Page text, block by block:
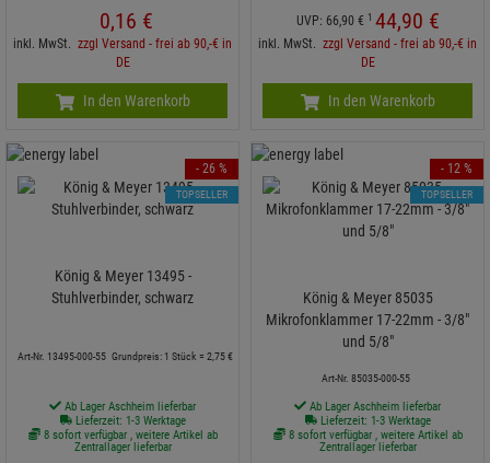
0,16 €
inkl. MwSt. zzgl Versand - frei ab 90,-€ in
DE
In den Warenkorb
UVP: 66,90 € 1 44,90 €
inkl. MwSt. zzgl Versand - frei ab 90,-€ in
DE
In den Warenkorb
König & Meyer 13495 -
Stuhlverbinder, schwarz
Art-Nr. 13495-000-55 Grundpreis: 1 Stück = 2, 75€
Ab Lager Aschheim lieferbar
Lieferzeit: 1-3 Werktage
8 sofort verfügbar , weitere Artikel ab
Zentrallager lieferbar
- 26 %
TOPSELLER
König & Meyer 85035
Mikrofonklammer 17-22mm - 3/8"
und 5/8"
Art-Nr. 85035-000-55
Ab Lager Aschheim lieferbar
Lieferzeit: 1-3 Werktage
8 sofort verfügbar , weitere Artikel ab
Zentrallager lieferbar
- 12 %
TOPSELLER